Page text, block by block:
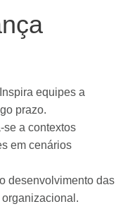
Inspira equipes a
prazo.
se a contextos
em cenários
desenvolvimento das